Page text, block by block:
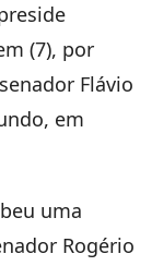
(7), por
Flávio
em
uma
Rogério